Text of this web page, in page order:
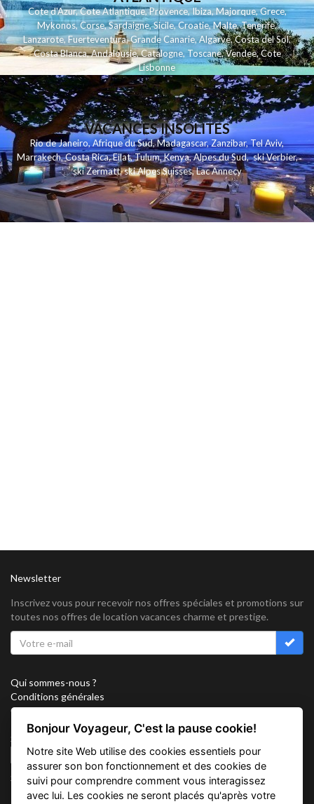
Cote d'Azur,Cote Atlantique,Provence,Ibiza,Majorque,Grece,
Mykonos,Corse,Sardaigne,Sicile,Croatie,Malte,Tenerife,
Lanzarote,Fuerteventura,Grande Canarie,Algarve,Costa del Sol,
Costa Blanca,Andalousie,Catalogne,Toscane,Vendee,Cote
Lisbonne
VACANCES INSOLITES
Rio de Janeiro,Afrique du Sud,Madagascar,Zanzibar,Tel Aviv,
Marrakech,Costa Rica,Eilat,Tulum,Kenya,Alpes du Sud,ski Verbier,
ski Zermatt,ski Alpes Suisses,Lac Annecy
Newsletter
Inscrivez vous pour recevoir nos offres spéciales et promotions sur
toutes nos offres de location vacances charme et prestige.
Qui sommes-nous ?
Conditions générales
Confidentialité
Partenariat
Sitemap
Cookies
Suivez nous sur
Bonjour Voyageur, C'est la pause cookie!
Notre site Web utilise des cookies essentiels pour
assurer son bon fonctionnement et des cookies de
suivi pour comprendre comment vous interagissez
avec lui. Les cookies ne seront placés qu'après votre